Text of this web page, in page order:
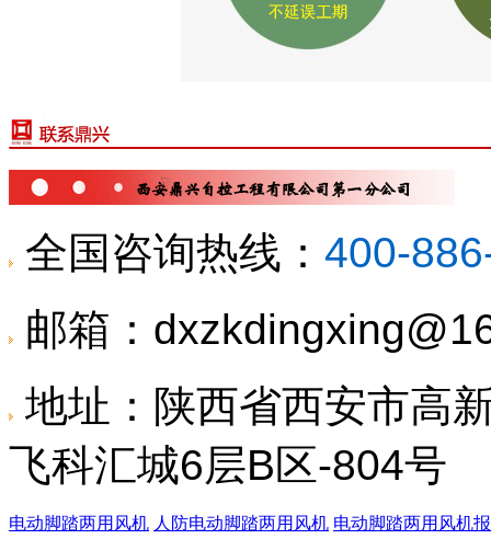
全国咨询热线： 400-
邮箱：
地址： 陕西省西安市高
飞科汇城6层B区-804号
电动脚踏两用风机 人防电动脚踏两用风机 电动脚踏两用风机